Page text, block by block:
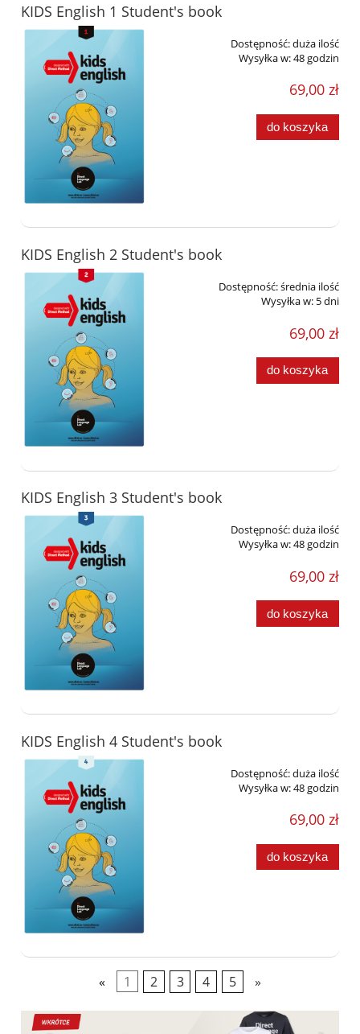
KIDS English 1 Student's book
Dostępność:duża ilość
Wysyłka w:48 godzin
69,00 zł
do koszyka
KIDS English 2 Student's book
Dostępność:średnia ilość
Wysyłka w: 5 dni
69,00 zł
do koszyka
KIDS English 3 Student's book
Dostępność:duża ilość
Wysyłka w:48 godzin
69,00 zł
do koszyka
KIDS English 4 Student's book
Dostępność:duża ilość
Wysyłka w:48 godzin
69,00 zł
do koszyka
« 1 2 3 4 5 »